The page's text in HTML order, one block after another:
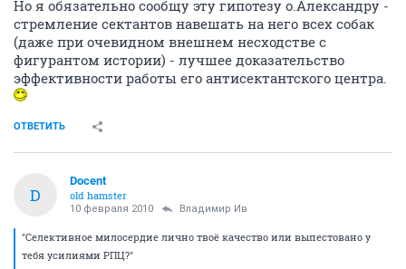
Но я обязательно сообщу эту гипотезу о.Александру -
стремление сектантов навешать на него всех собак
(даже при очевидном внешнем несходстве с
фигурантом истории) - лучшее доказательство
эффективности работы его антисектантского центра.
ОТВЕТИТЬ
D
Docent
old hamster
10 февраля 2010 Владимир Ив
"Селективное милосердие лично твоё качество или выпестовано у
тебя усилиями РПЦ?"